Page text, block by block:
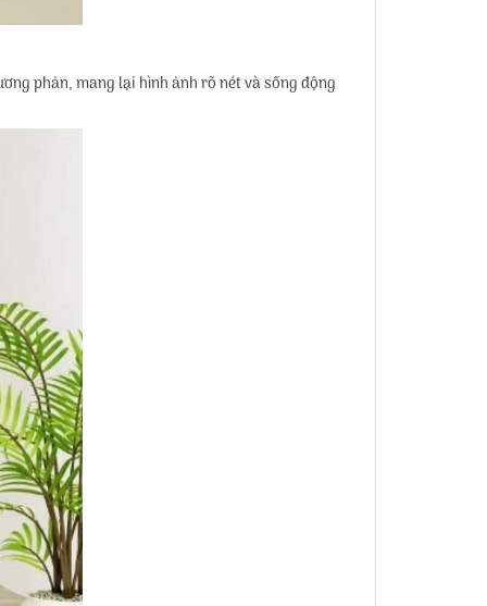
phản, mang lại hình ảnh rõ nét và sống động